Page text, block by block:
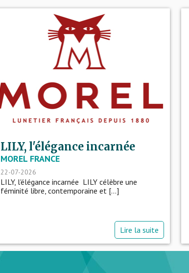
LILY, l'élégance incarnée
MOREL FRANCE
22-07-2026
LILY, l'élégance incarnée LILY célèbre une
féminité libre, contemporaine et [...]
Lire la suite